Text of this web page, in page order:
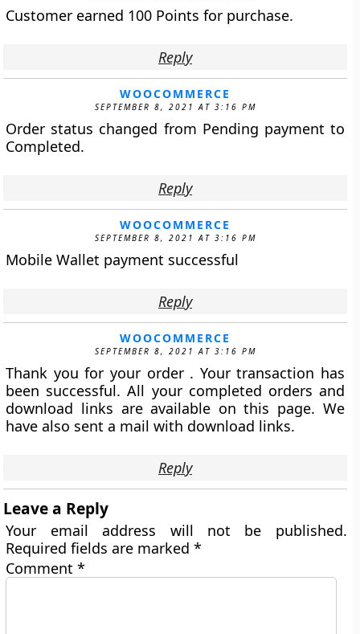
Customer earned 100 Points for purchase.
Reply
WOOCOMMERCE
SEPTEMBER 8, 2021 AT 3:16 PM
Order status changed from Pending payment to
Completed.
Reply
WOOCOMMERCE
SEPTEMBER 8, 2021 AT 3:16 PM
Mobile Wallet payment successful
Reply
WOOCOMMERCE
SEPTEMBER 8, 2021 AT 3:16 PM
Thank you for your order . Your transaction has
been successful. All your completed orders and
download links are available on this page. We
have also sent a mail with download links.
Reply
Leave a Reply
Your email address will not be published.
Required fields are marked*
Comment*